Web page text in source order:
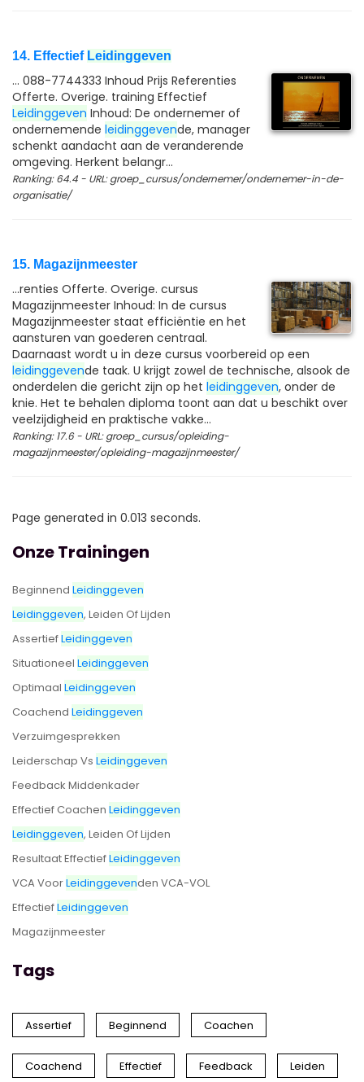
14. Effectief Leidinggeven
... 088-7744333 Inhoud Prijs Referenties
Offerte. Overige. training Effectief
Leidinggeven Inhoud: De ondernemer of
ondernemende leidinggevende, manager
schenkt aandacht aan de veranderende
omgeving. Herkent belangr...
Ranking: 64.4 - URL: groep_cursus/ondernemer/ondernemer-in-de-
organisatie/
15. Magazijnmeester
...renties Offerte. Overige. cursus
Magazijnmeester Inhoud: In de cursus
Magazijnmeester staat efficiëntie en het
aansturen van goederen centraal.
Daarnaast wordt u in deze cursus voorbereid op een
leidinggevende taak. U krijgt zowel de technische, alsook de
onderdelen die gericht zijn op het leidinggeven, onder de
knie. Het te behalen diploma toont aan dat u beschikt over
veelzijdigheid en praktische vakke...
Ranking: 17.6 - URL: groep_cursus/opleiding-
magazijnmeester/opleiding-magazijnmeester/
Page generated in 0.013 seconds.
Onze Trainingen
Beginnend Leidinggeven
Leidinggeven, Leiden Of Lijden
AssertiefLeidinggeven
Situationeel Leidinggeven
Optimaal Leidinggeven
Coachend Leidinggeven
Verzuimgesprekken
Leiderschap Vs Leidinggeven
Feedback Middenkader
Effectief Coachen Leidinggeven
Leidinggeven, Leiden Of Lijden
Resultaat EffectiefLeidinggeven
VCA VoorLeidinggevenDen VCA-VOL
EffectiefLeidinggeven
Magazijnmeester
Tags
Assertief Beginnend Coachen
Coachend Effectief Feedback Leiden